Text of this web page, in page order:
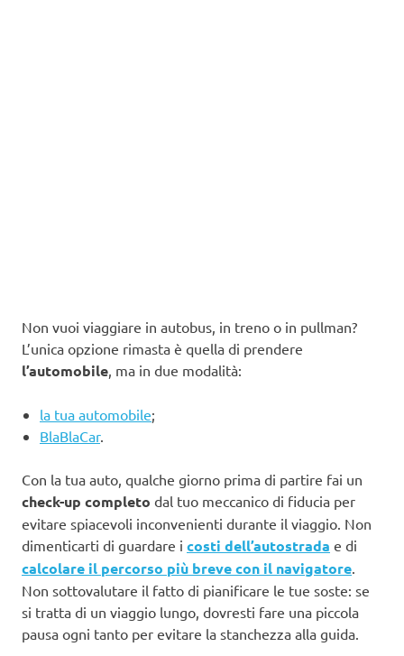
Non vuoi viaggiare in autobus, in treno o in pullman?
L’unica opzione rimasta è quella di prendere
l’automobile, ma in due modalità:
la tua automobile;
BlaBlaCar.
Con la tua auto, qualche giorno prima di partire fai un
check-up completo dal tuo meccanico di fiducia per
evitare spiacevoli inconvenienti durante il viaggio. Non
dimenticarti di guardare i costi dell’autostrada e di
calcolare il percorso più breve con il navigatore.
Non sottovalutare il fatto di pianificare le tue soste: se
si tratta di un viaggio lungo, dovresti fare una piccola
pausa ogni tanto per evitare la stanchezza alla guida.